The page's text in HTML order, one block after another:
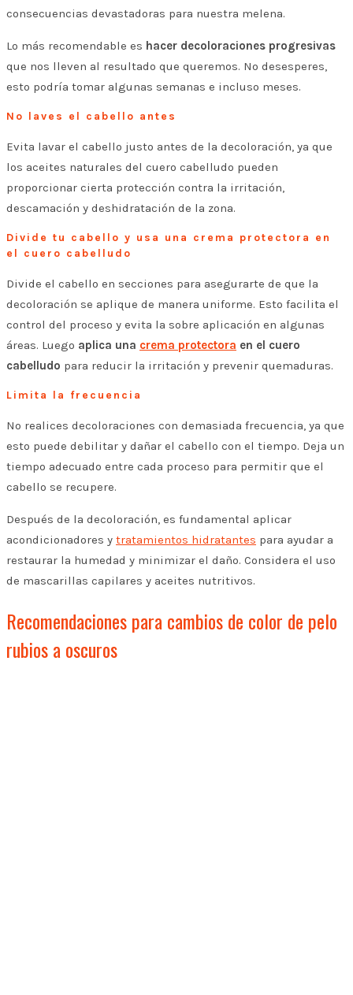
consecuencias devastadoras para nuestra melena.
Lo más recomendable es hacer decoloraciones progresivas
que nos lleven al resultado que queremos. No desesperes,
esto podría tomar algunas semanas e incluso meses.
No laves el cabello antes
Evita lavar el cabello justo antes de la decoloración, ya que
los aceites naturales del cuero cabelludo pueden
proporcionar cierta protección contra la irritación,
descamación y deshidratación de la zona.
Divide tu cabello y usa una crema protectora en
el cuero cabelludo
Divide el cabello en secciones para asegurarte de que la
decoloración se aplique de manera uniforme. Esto facilita el
control del proceso y evita la sobre aplicación en algunas
áreas. Luego aplica una crema protectora en el cuero
cabelludo para reducir la irritación y prevenir quemaduras.
Limita la frecuencia
No realices decoloraciones con demasiada frecuencia, ya que
esto puede debilitar y dañar el cabello con el tiempo. Deja un
tiempo adecuado entre cada proceso para permitir que el
cabello se recupere.
Después de la decoloración, es fundamental aplicar
acondicionadores y tratamientos hidratantes para ayudar a
restaurar la humedad y minimizar el daño. Considera el uso
de mascarillas capilares y aceites nutritivos.
Recomendaciones para cambios de color de pelo
rubios a oscuros